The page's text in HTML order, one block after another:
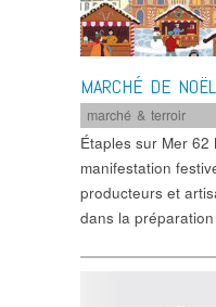
MARCHÉ DE NOËL
marché & terroir
Étaples sur Mer 62
manifestation
producteurs et
dans la